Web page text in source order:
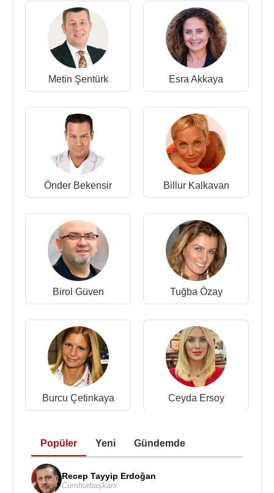
Metin Şentürk Esra Akkaya
Önder Bekensir Billur Kalkavan
Birol Güven Tuğba Özay
Burcu Çetinkaya Ceyda Ersoy
Popüler Yeni Gündemde
Recep Tayyip Erdoğan
Cumhurbaşkanı